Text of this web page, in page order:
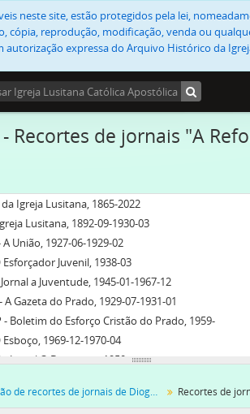
neste site, estão protegidos pela lei,
reprodução, modificação, venda ou
expressa do Arquivo Histórico da
Recortes de jornais "A
Igreja Lusitana, 1865-2022
Lusitana, 1892-09-1930-03
União, 1927-06-1929-02
Juvenil, 1938-03
a Juventude, 1945-01-1967-12
Gazeta do Prado, 1929-07-1931-01
- Boletim do Esforço Cristão do Prado, 1959-
1969-12-1970-04
Jornal O Despertar, 1950-
2005
Coleção de recortes de jornais de Diogo Cassels